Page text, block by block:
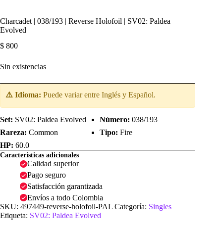
Charcadet | 038/193 | Reverse Holofoil | SV02: Paldea
Evolved
$ 800
Sin existencias
⚠️ Idioma: Puede variar entre Inglés y Español.
Set: SV02: Paldea Evolved Número: 038/193
Rareza: Common Tipo: Fire
HP: 60.0
Características adicionales
Calidad superior
Pago seguro
Satisfacción garantizada
Envíos a todo Colombia
SKU: 497449-reverse-holofoil-PAL Categoría: Singles
Etiqueta: SV02: Paldea Evolved